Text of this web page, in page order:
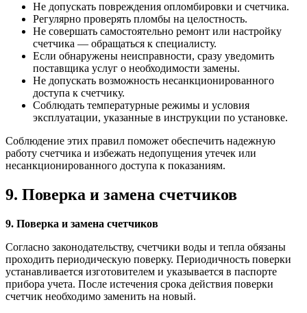
Не допускать повреждения опломбировки и счетчика.
Регулярно проверять пломбы на целостность.
Не совершать самостоятельно ремонт или настройку
счетчика — обращаться к специалисту.
Если обнаружены неисправности, сразу уведомить
поставщика услуг о необходимости замены.
Не допускать возможность несанкционированного
доступа к счетчику.
Соблюдать температурные режимы и условия
эксплуатации, указанные в инструкции по установке.
Соблюдение этих правил поможет обеспечить надежную
работу счетчика и избежать недопущения утечек или
несанкционированного доступа к показаниям.
9. Поверка и замена счетчиков
9. Поверка и замена счетчиков
Согласно законодательству, счетчики воды и тепла обязаны
проходить периодическую поверку. Периодичность поверки
устанавливается изготовителем и указывается в паспорте
прибора учета. После истечения срока действия поверки
счетчик необходимо заменить на новый.